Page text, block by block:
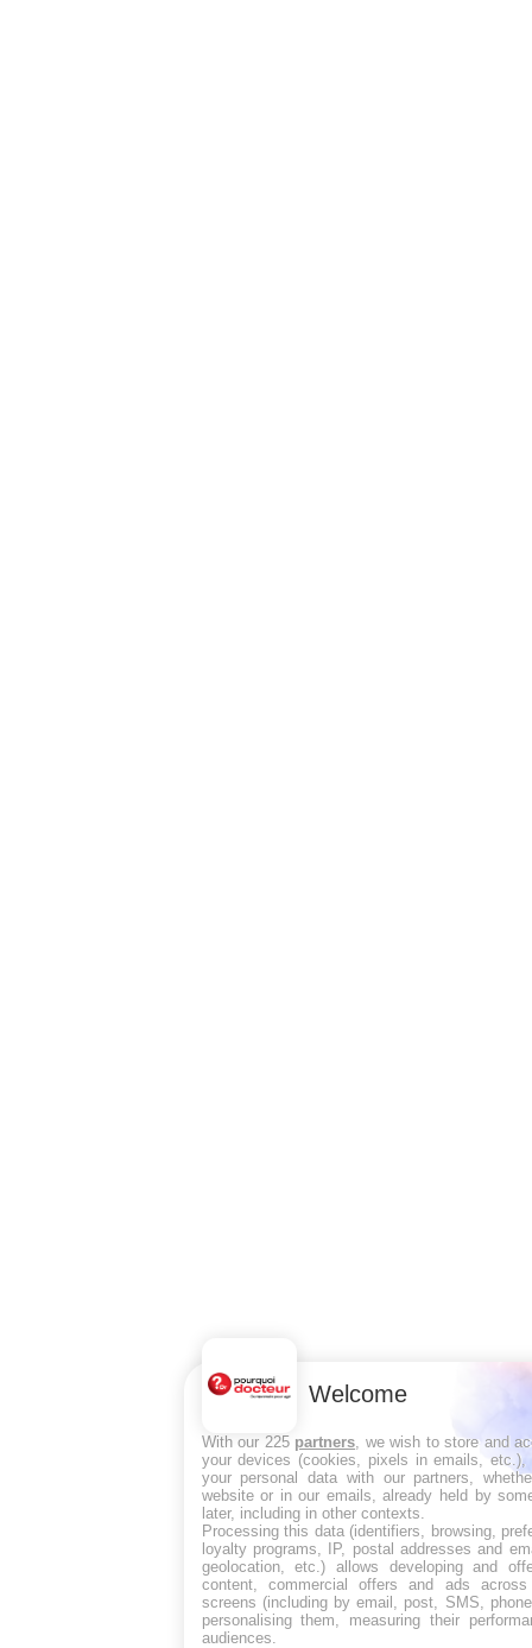
Welcome
With our 225 partners , we wish to store and
your devices (cookies, pixels in emails, etc.),
your personal data with our partners,
website or in our emails, already held by
later, including in other contexts.
Processing this data (identifiers, browsing,
loyalty programs, IP, postal addresses and
geolocation, etc.) allows developing and
content, commercial offers and ads
screens (including by email, post, SMS,
personalising them, measuring their
audiences.